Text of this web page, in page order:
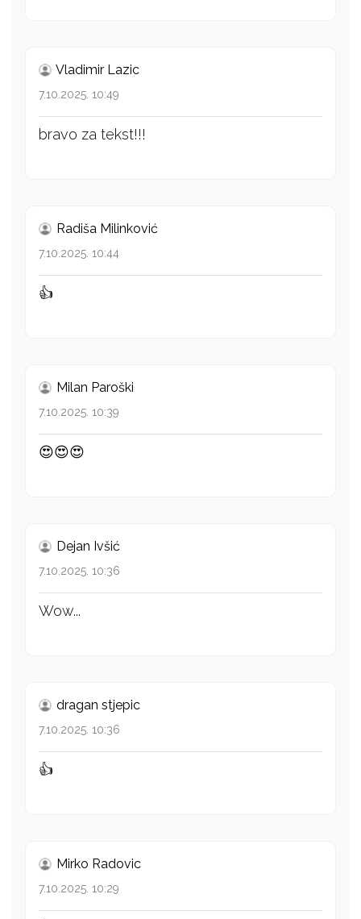
Vladimir Lazic
7.10.2025. 10:49
bravo za tekst!!!
Radiša Milinković
7.10.2025. 10:44
👍
Milan Paroški
7.10.2025. 10:39
😍😍😍
Dejan Ivšić
7.10.2025. 10:36
Wow...
dragan stjepic
7.10.2025. 10:36
👍
Mirko Radovic
7.10.2025. 10:29